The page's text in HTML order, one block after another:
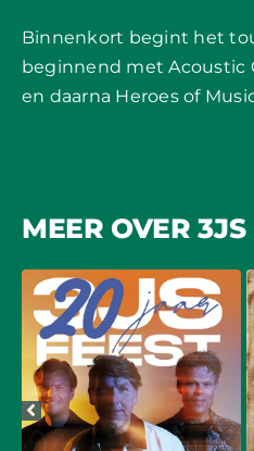
Binnenkort begint het
beginnend met Acoustic
en daarna Heroes of
MEER OVER 3JS